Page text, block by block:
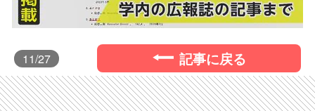
11/27 記事に戻る